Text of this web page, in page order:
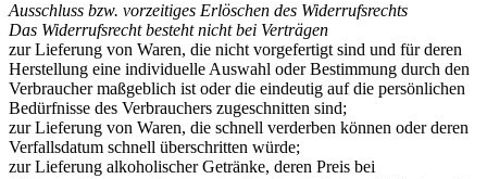
Ausschluss bzw. vorzeitiges Erlöschen des Widerrufsrechts
Das Widerrufsrecht besteht nicht bei Verträgen
zur Lieferung von Waren, die nicht vorgefertigt sind und für deren
Herstellung eine individuelle Auswahl oder Bestimmung durch den
Verbraucher maßgeblich ist oder die eindeutig auf die persönlichen
Bedürfnisse des Verbrauchers zugeschnitten sind;
zur Lieferung von Waren, die schnell verderben können oder deren
Verfallsdatum schnell überschritten würde;
zur Lieferung alkoholischer Getränke, deren Preis bei